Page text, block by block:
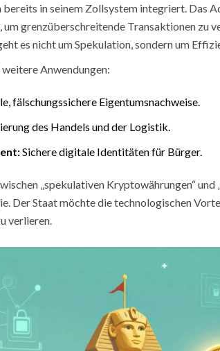
in seinem Zollsystem integriert. Das
um grenzüberschreitende Transaktionen zu
es nicht um Spekulation, sondern um
Anwendungen:
fälschungssichere Eigentumsnachweise.
des Handels und der Logistik.
Sichere digitale Identitäten für Bürger.
„spekulativen Kryptowährungen“
Der Staat möchte die technologischen
verlieren.